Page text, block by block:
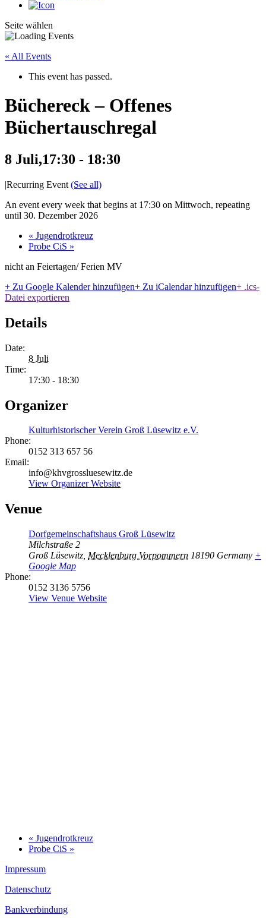
Seite wählen
« All Events
This event has passed.
Büchereck – Offenes
Büchertauschregal
8 Juli,17:30 - 18:30
|Recurring Event (See all)
An event every week that begins at 17:30 on Mittwoch, repeating
until 30. Dezember 2026
« Jugendrotkreuz
Probe CiS »
nicht an Feiertagen/ Ferien MV
+ Zu Google Kalender hinzufügen+ Zu iCalendar hinzufügen+ .ics-
Datei exportieren
Details
Date:
8 Juli
Time:
17:30 - 18:30
Organizer
Kulturhistorischer Verein Groß Lüsewitz e.V.
Phone:
0152 313 657 56
Email:
info@khvgrossluesewitz.de
View Organizer Website
Venue
Dorfgemeinschaftshaus Groß Lüsewitz
Milchstraße 2
Groß Lüsewitz Mecklenburg Vorpommern 18190 Germany +
Google Map
Phone:
0152 3136 5756
View Venue Website
« Jugendrotkreuz
Probe CiS »
Impressum
Datenschutz
Bankverbindung